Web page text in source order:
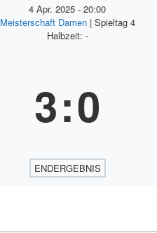
4 Apr. 2025 - 20:00
Meisterschaft Damen | Spieltag 4
Halbzeit: -
3:0
ENDERGEBNIS